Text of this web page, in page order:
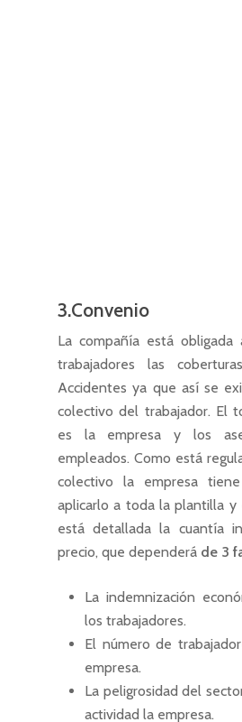
3.Convenio
La compañía está obligada
trabajadores las
Accidentes ya que así se
colectivo del trabajador. El
es la empresa y los
empleados. Como está
colectivo la empresa
aplicarlo a toda la plantilla
está detallada la cuantía
precio, que dependerá de 3
La indemnización
los trabajadores.
El número de
empresa.
La peligrosidad del
actividad la empresa.